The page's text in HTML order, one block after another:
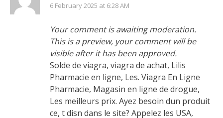
6 February 2025 at 6:28 AM
Your comment is awaiting moderation.
This is a preview, your comment will be
visible after it has been approved.
Solde de viagra, viagra de achat, Lilis
Pharmacie en ligne, Les. Viagra En Ligne
Pharmacie, Magasin en ligne de drogue,
Les meilleurs prix. Ayez besoin dun produit
ce, t disn dans le site? Appelez les USA,